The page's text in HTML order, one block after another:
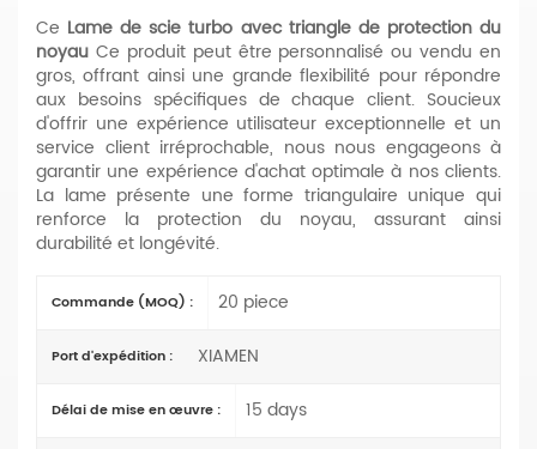
Ce Lame de scie turbo avec triangle de protection du
noyau Ce produit peut être personnalisé ou vendu en
gros, offrant ainsi une grande flexibilité pour répondre
aux besoins spécifiques de chaque client. Soucieux
d'offrir une expérience utilisateur exceptionnelle et un
service client irréprochable, nous nous engageons à
garantir une expérience d'achat optimale à nos clients.
La lame présente une forme triangulaire unique qui
renforce la protection du noyau, assurant ainsi
durabilité et longévité.
Commande (MOQ) : 20 piece
Port d'expédition : XIAMEN
Délai de mise en œuvre : 15 days